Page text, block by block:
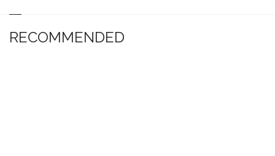
RECOMMENDED